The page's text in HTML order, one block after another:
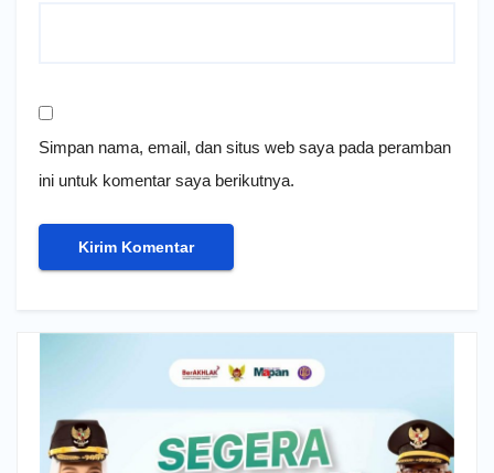
Simpan nama, email, dan situs web saya pada peramban
ini untuk komentar saya berikutnya.